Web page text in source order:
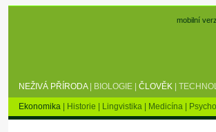
mobilní
NEŽIVÁ PŘÍRODA| BIOLOGIE | ČLOVĚK |
Ekonomika | Historie | Lingvistika | Medicína |